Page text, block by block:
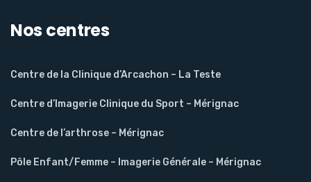
Nos centres
Centre de la Clinique d’Arcachon – La Teste
Centre d’Imagerie Clinique du Sport – Mérignac
Centre de l’arthrose – Mérignac
Pôle Enfant/Femme – Imagerie Générale – Mérignac